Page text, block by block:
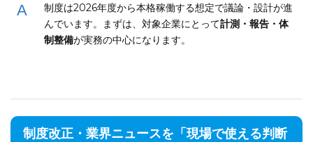
制度は2026年度から本格稼働する想定で議論・設計が進
んでいます。まずは、対象企業にとって計測・報告・体
制整備が実務の中心になります。
制度改正・業界ニュースを「現場で使える判断